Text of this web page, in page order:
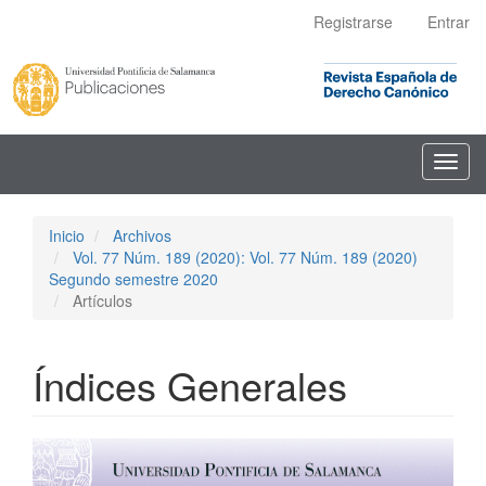
principal
Barra
lateral
Registrarse Entrar
Inicio
Archivos
Vol. 77 Núm. 189 (2020): Vol. 77 Núm. 189 (2020)
Segundo semestre 2020
Artículos
Índices Generales
Barra